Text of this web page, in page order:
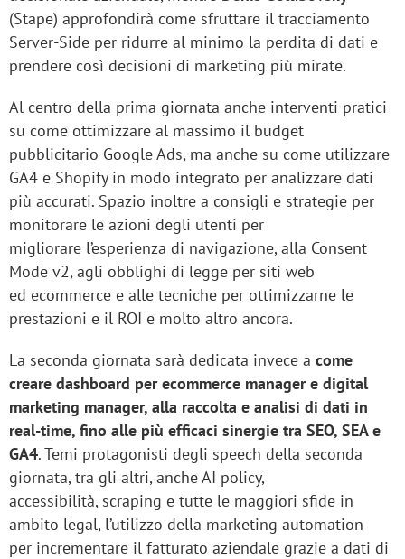
(Stape) approfondirà come sfruttare il tracciamento
Server-Side per ridurre al minimo la perdita di dati e
prendere così decisioni di marketing più mirate.
Al centro della prima giornata anche interventi pratici
su come ottimizzare al massimo il budget
pubblicitario Google Ads, ma anche su come utilizzare
GA4 e Shopify in modo integrato per analizzare dati
più accurati. Spazio inoltre a consigli e strategie per
monitorare le azioni degli utenti per
migliorare l’esperienza di navigazione, alla Consent
Mode v2, agli obblighi di legge per siti web
ed ecommerce e alle tecniche per ottimizzarne le
prestazioni e il ROI e molto altro ancora.
La seconda giornata sarà dedicata invece a come
creare dashboard per ecommerce manager e digital
marketing manager, alla raccolta e analisi di dati in
real-time, fino alle più efficaci sinergie tra SEO, SEA e
GA4. Temi protagonisti degli speech della seconda
giornata, tra gli altri, anche AI policy,
accessibilità, scraping e tutte le maggiori sfide in
ambito legal, l’utilizzo della marketing automation
per incrementare il fatturato aziendale grazie a dati di